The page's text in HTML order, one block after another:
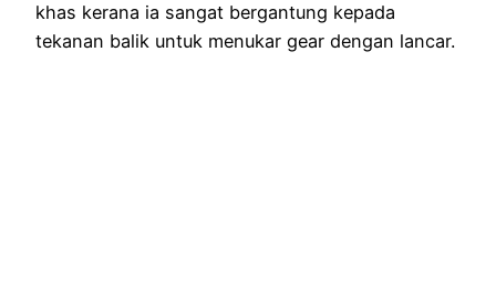
khas kerana ia sangat bergantung kepada
tekanan balik untuk menukar gear dengan lancar.